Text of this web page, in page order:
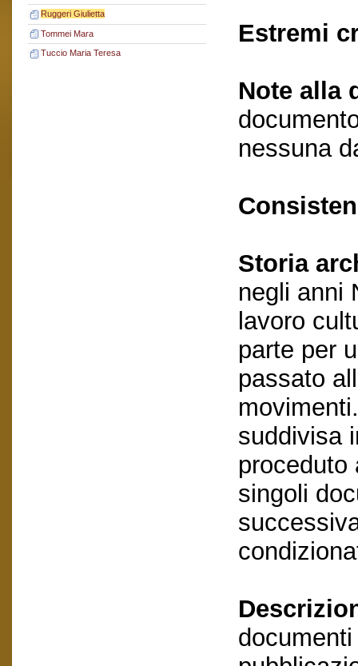
Ruggeri Giulietta
Tommei Mara
Tuccio Maria Teresa
Estremi
Note alla
nessuna
Storia
negli anni
lavoro
parte per
passato
suddivisa
proceduto
singoli